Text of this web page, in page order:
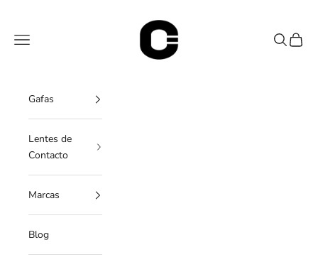
OC Óptica
Menú
Buscar
Cesta
Gafas
Lentes de
Contacto
Marcas
Blog